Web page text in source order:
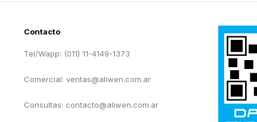
Contacto
Tel/Wapp: (011) 11-4149-1373
Comercial: ventas@aliwen.com.ar
Consultas: contacto@aliwen.com.ar